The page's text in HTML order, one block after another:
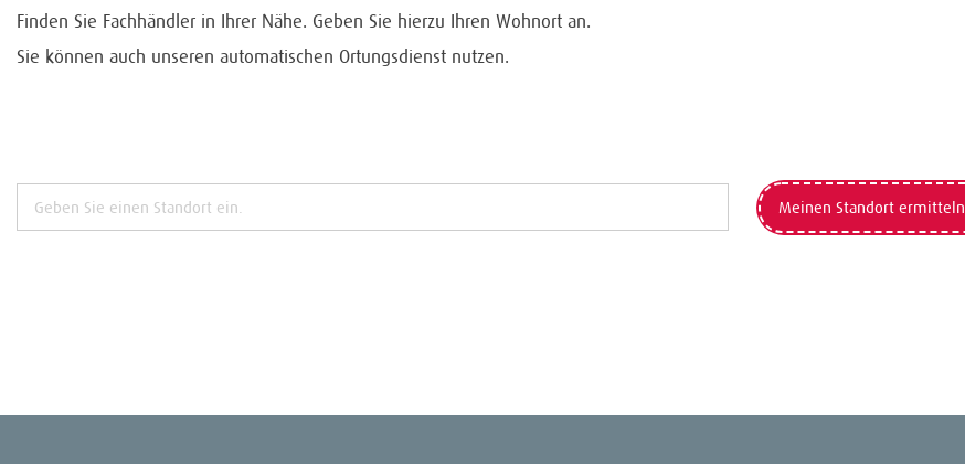
Finden Sie Fachhändler in Ihrer Nähe. Geben Sie hierzu Ihren Wohnort an.
Sie können auch unseren automatischen Ortungsdienst nutzen.
Meinen Standort ermitteln